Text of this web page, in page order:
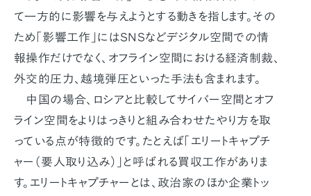
て一方的に影響を与えようとする動きを指します。その
ため「影響工作」にはSNSなどデジタル空間での情
報操作だけでなく、オフライン空間における経済制裁、
外交的圧力、越境弾圧といった手法も含まれます。
中国の場合、ロシアと比較してサイバー空間とオフ
ライン空間をよりはっきりと組み合わせたやり方を取
っている点が特徴的です。たとえば「エリートキャプチ
ャー（要人取り込み）」と呼ばれる買収工作がありま
す。エリートキャプチャーとは、政治家のほか企業トッ